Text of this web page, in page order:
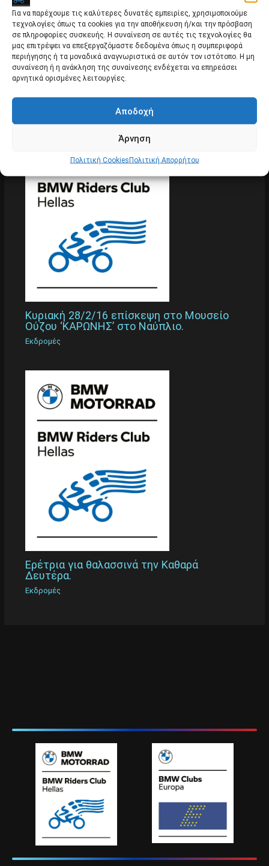
Για να παρέχουμε τις καλύτερες δυνατές εμπειρίες, χρησιμοποιούμε
τεχνολογίες όπως τα cookies για την αποθήκευση ή/και την πρόσβαση
σε πληροφορίες συσκευής. Η συναίνεση σε αυτές τις τεχνολογίες θα
μας επιτρέψει να επεξεργαζόμαστε δεδομένα όπως η συμπεριφορά
περιήγησης ή τα μοναδικά αναγνωριστικά σε αυτόν τον ιστότοπο. Η μη
συναίνεση ή η ανάκληση της συναίνεσης ενδέχεται να επηρεάσει
αρνητικά ορισμένες λειτουργίες.
Αποδοχή
Άρνηση
Πολιτική CookiesΠολιτική Απορρήτου
Κυριακή 14/2 επίσκεψη στο αρχαιολογικό
μουσείο Μαραθώνα.
Κυριακή 28/2/16 επίσκεψη στο Μουσείο
Ούζου ‘ΚΑΡΩΝΗΣ’ στο Ναύπλιο.
Εκδρομές
Ερέτρια για θαλασσινά την Καθαρά
Δευτέρα.
Εκδρομές